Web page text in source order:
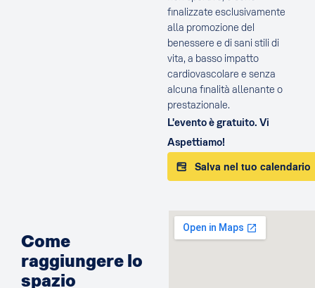
finalizzate esclusivamente
alla promozione del
benessere e di sani stili di
vita, a basso impatto
cardiovascolare e senza
alcuna finalità allenante o
prestazionale.
L'evento è gratuito. Vi
Aspettiamo!
Salva nel tuo calendario
Come
raggiungere lo
spazio